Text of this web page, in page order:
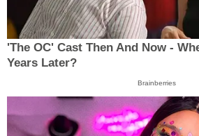
'The OC' Cast Then And Now -
Years Later?
Brainberries